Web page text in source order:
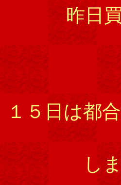
昨日
１５日は都
し